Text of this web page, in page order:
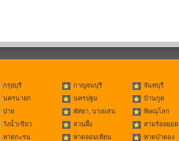
กรุยบุรี กาญจนบุรี
จันทบุรี
นครนายก นครปฐม
บ้านกูด
ปาย พัทยา, บางแสน
พิษณุโลก
วังน้ำเขียว สวนผึ้ง
สามร้อยยอด
หาดกะรน หาดจอมเทียน
หาดป่าตอง